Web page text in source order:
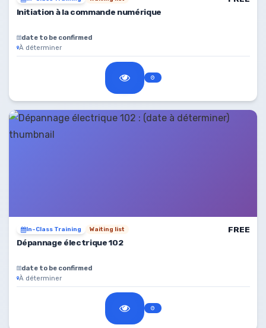
Initiation à la commande numérique
date to be confirmed
À déterminer
In-Class Training Waiting list
FREE
Dépannage électrique 102
date to be confirmed
À déterminer